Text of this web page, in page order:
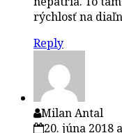
rýchlosť na
Reply
Milan Antal
20. júna 2018